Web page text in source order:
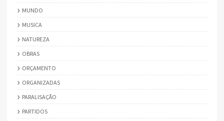
MUNDO
MUSICA
NATUREZA
OBRAS
ORÇAMENTO
ORGANIZADAS
PARALISAÇÃO
PARTIDOS